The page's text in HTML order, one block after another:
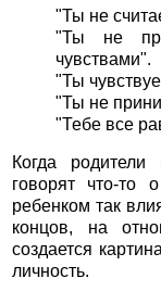
"Ты не
"Ты не
чувствами".
"Ты
"Ты не
"Тебе все
Когда родители
говорят что-то
ребенком так
концов, на
создается
личность.